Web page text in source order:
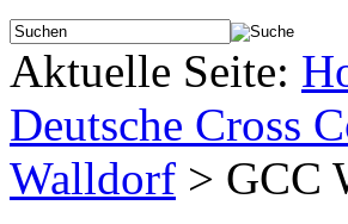
Aktuelle Seite:
Deutsche Cross
Walldorf > GCC